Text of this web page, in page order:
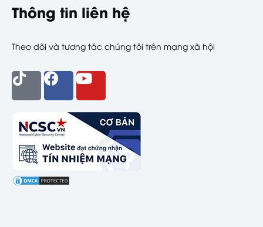
Thông tin liên hệ
Theo dõi và tương tác chúng tôi trên mạng xã hội